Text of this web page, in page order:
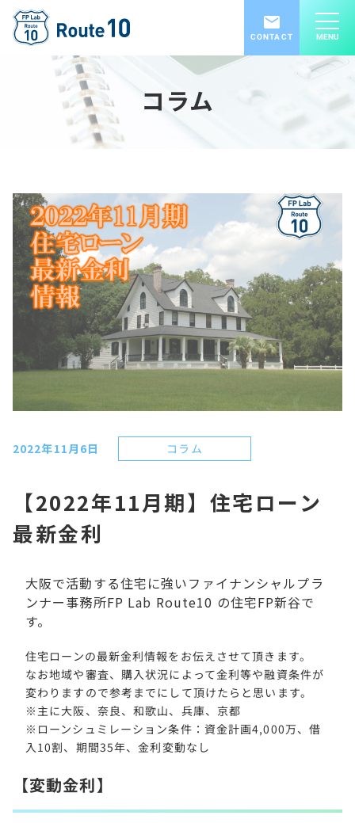
CONTACT MENU
コラム
2022年11月6日 コラム
【2022年11月期】住宅ローン
最新金利
大阪で活動する住宅に強いファイナンシャルプラ
ンナー事務所FP Lab Route10 の住宅FP新谷で
す。
住宅ローンの最新金利情報をお伝えさせて頂きます。
なお地域や審査、購入状況によって金利等や融資条件が
変わりますので参考までにして頂けたらと思います。
※主に大阪、奈良、和歌山、兵庫、京都
※ローンシュミレーション条件：資金計画4,000万、借
入10割、期間35年、金利変動なし
【変動金利】